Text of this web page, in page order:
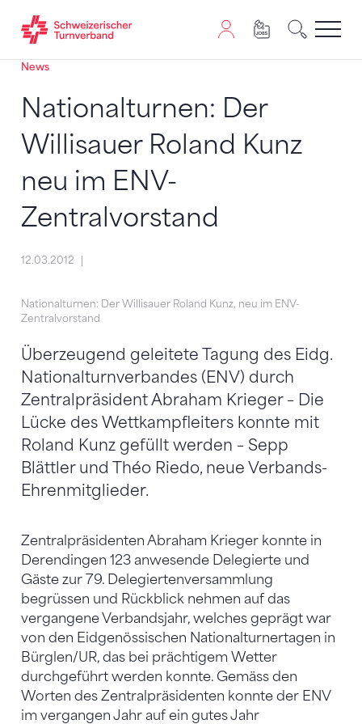
Zum Inhalt springen
Zur Sitemap navigieren
Zum Navigieren dieser Seite wird JavaScript benötigt.
News
Nationalturnen: Der
Willisauer Roland Kunz
neu im ENV-
Zentralvorstand
12.03.2012
Nationalturnen: Der Willisauer Roland Kunz, neu im ENV-
Zentralvorstand
Überzeugend geleitete Tagung des Eidg.
Nationalturnverbandes (ENV) durch
Zentralpräsident Abraham Krieger – Die
Lücke des Wettkampfleiters konnte mit
Roland Kunz gefüllt werden – Sepp
Blättler und Théo Riedo, neue Verbands-
Ehrenmitglieder.
Zentralpräsidenten Abraham Krieger konnte in
Derendingen 123 anwesende Delegierte und
Gäste zur 79. Delegiertenversammlung
begrüssen und Rückblick nehmen auf das
vergangene Verbandsjahr, welches geprägt war
von den Eidgenössischen Nationalturnertagen in
Bürglen/UR, das bei prächtigem Wetter
durchgeführt werden konnte. Gemäss den
Worten des Zentralpräsidenten konnte der ENV
im vergangen Jahr auf ein gutes Jahr